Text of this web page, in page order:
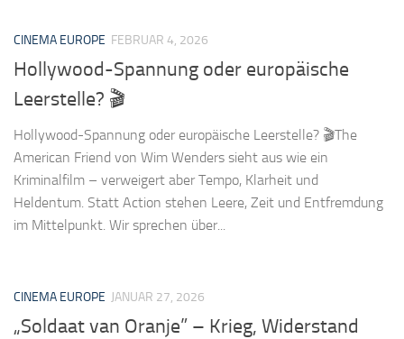
CINEMA EUROPE FEBRUAR 4, 2026
Hollywood-Spannung oder europäische
Leerstelle? 🎬
Hollywood-Spannung oder europäische Leerstelle? 🎬The
American Friend von Wim Wenders sieht aus wie ein
Kriminalfilm – verweigert aber Tempo, Klarheit und
Heldentum. Statt Action stehen Leere, Zeit und Entfremdung
im Mittelpunkt. Wir sprechen über...
CINEMA EUROPE JANUAR 27, 2026
„Soldaat van Oranje” – Krieg, Widerstand